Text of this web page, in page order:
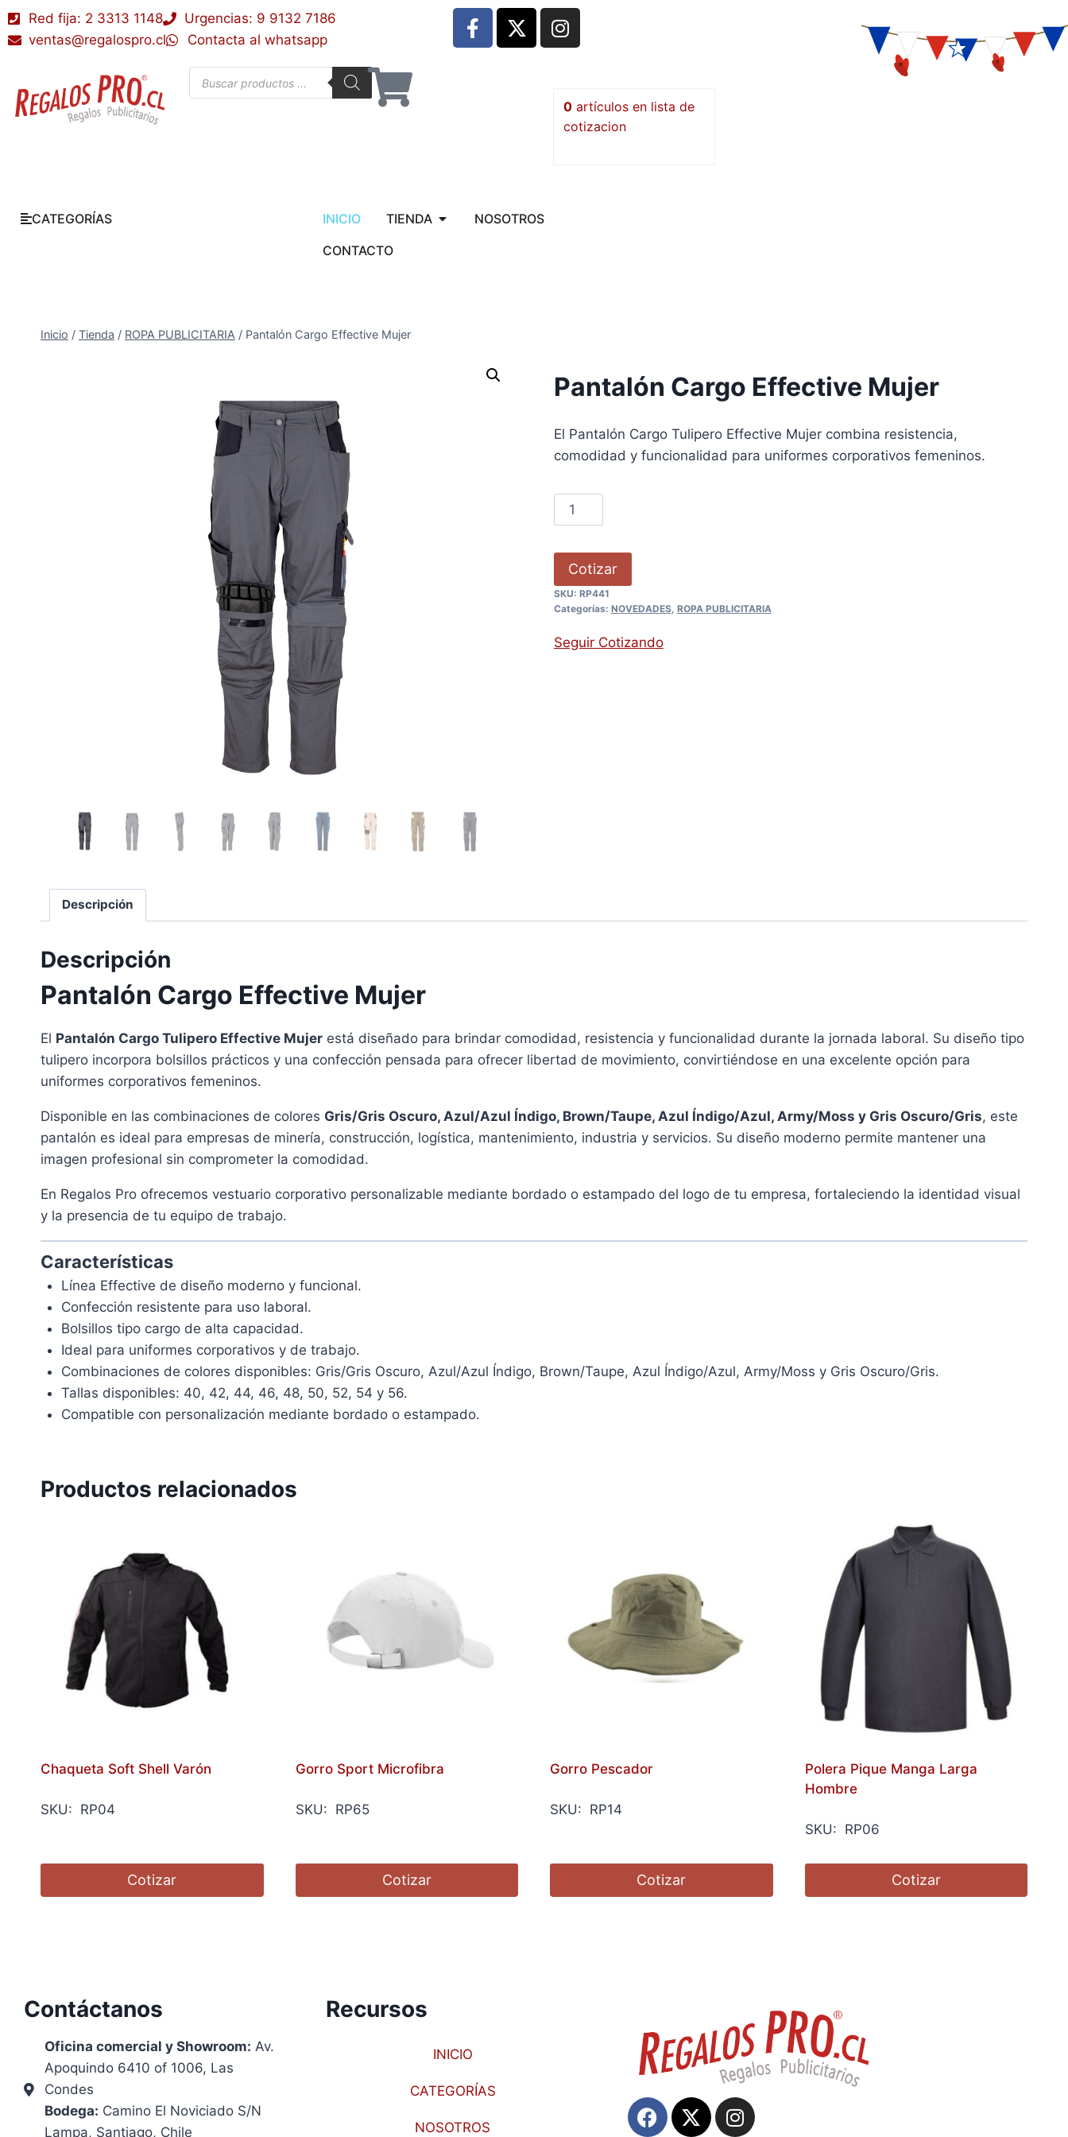
Red fija: 2 3313 1148
Urgencias: 9 9132 7186
ventas@regalospro.cl
Contacta al whatsapp
0 artículos
CATEGORÍAS INICIO TIENDA
NOSOTROS
CONTACTO
Inicio / Tienda / ROPA PUBLICITARIA / Pantalón Cargo Effective Mujer
Pantalón Cargo Effective Mujer
El Pantalón Cargo Tulipero Effective Mujer combina resistencia,
comodidad y funcionalidad para uniformes corporativos femeninos.
Cotizar
SKU: RP441
Categorías: NOVEDADES, ROPA PUBLICITARIA
Seguir Cotizando
Descripción
Descripción
Pantalón Cargo Effective Mujer
El Pantalón Cargo Tulipero Effective Mujer está diseñado para brindar comodidad, resistencia y funcionalidad durante la jornada laboral. Su diseño tipo
tulipero incorpora bolsillos prácticos y una confección pensada para ofrecer libertad de movimiento, convirtiéndose en una excelente opción para
uniformes corporativos femeninos.
Disponible en las combinaciones de colores Gris/Gris Oscuro, Azul/Azul Índigo, Brown/Taupe, Azul Índigo/Azul, Army/Moss y Gris Oscuro/Gris, este
pantalón es ideal para empresas de minería, construcción, logística, mantenimiento, industria y servicios. Su diseño moderno permite mantener una
imagen profesional sin comprometer la comodidad.
En Regalos Pro ofrecemos vestuario corporativo personalizable mediante bordado o estampado del logo de tu empresa, fortaleciendo la identidad visual
y la presencia de tu equipo de trabajo.
Características
Línea Effective de diseño moderno y funcional.
Confección resistente para uso laboral.
Bolsillos tipo cargo de alta capacidad.
Ideal para uniformes corporativos y de trabajo.
Combinaciones de colores disponibles: Gris/Gris Oscuro, Azul/Azul Índigo, Brown/Taupe, Azul Índigo/Azul, Army/Moss y Gris Oscuro/Gris.
Tallas disponibles: 40, 42, 44, 46, 48, 50, 52, 54 y 56.
Compatible con personalización mediante bordado o estampado.
Productos relacionados
Chaqueta Soft Shell Varón
SKU: RP04
Cotizar
Gorro Sport Microfibra
SKU: RP65
Cotizar
Gorro Pescador
SKU: RP14
Cotizar
Polera Pique Manga Larga
Hombre
SKU: RP06
Cotizar
Contáctanos
Oficina comercial y Showroom: Av.
Apoquindo 6410 of 1006, Las
Condes
Bodega: Camino El Noviciado S/N
Lampa, Santiago, Chile
Recursos
INICIO
CATEGORÍAS
NOSOTROS